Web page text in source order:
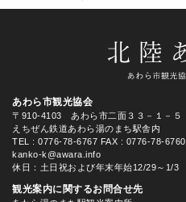
あわら市観光協会
〒910-4103 あわら市二面３３－１－５
えちぜん鉄道あわら湯のまち駅舎内
TEL
: 0776-78-6767 FAX : 0776-78-6760
kanko-k@awara.info
休日：土日祝および年末年始12/29～1/3
観光案内に関するお問合せ先